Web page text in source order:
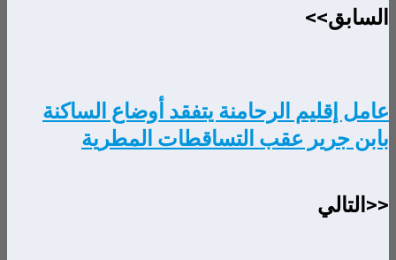
السابق>>
عامل إقليم الرحامنة يتفقد أوضاع الساكنة
بابن جرير عقب التساقطات المطرية
<<التالي